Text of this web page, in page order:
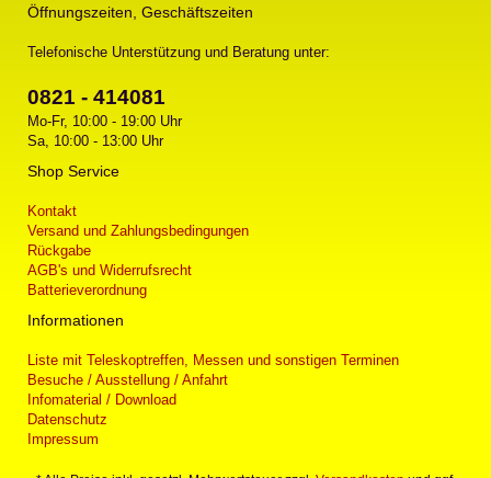
Öffnungszeiten, Geschäftszeiten
Telefonische Unterstützung und Beratung unter:
0821 - 414081
Mo-Fr, 10:00 - 19:00 Uhr
Sa, 10:00 - 13:00 Uhr
Shop Service
Kontakt
Versand und Zahlungsbedingungen
Rückgabe
AGB's und Widerrufsrecht
Batterieverordnung
Informationen
Liste mit Teleskoptreffen, Messen und sonstigen Terminen
Besuche / Ausstellung / Anfahrt
Infomaterial / Download
Datenschutz
Impressum